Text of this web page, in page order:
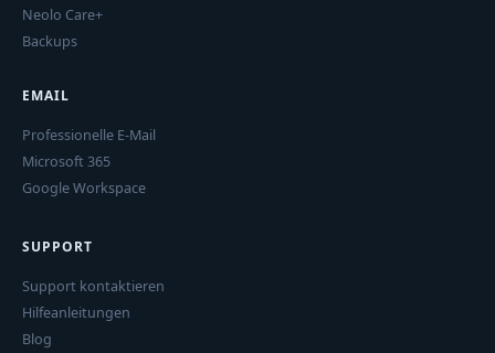
Neolo Care+
Backups
EMAIL
Professionelle E-Mail
Microsoft 365
Google Workspace
SUPPORT
Support kontaktieren
Hilfeanleitungen
Blog